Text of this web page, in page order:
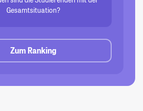
Gesamtsituation?
Zum Ranking